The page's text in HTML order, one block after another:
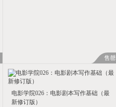
售罄
电影学院026：电影剧本写作基础（最
新修订版）